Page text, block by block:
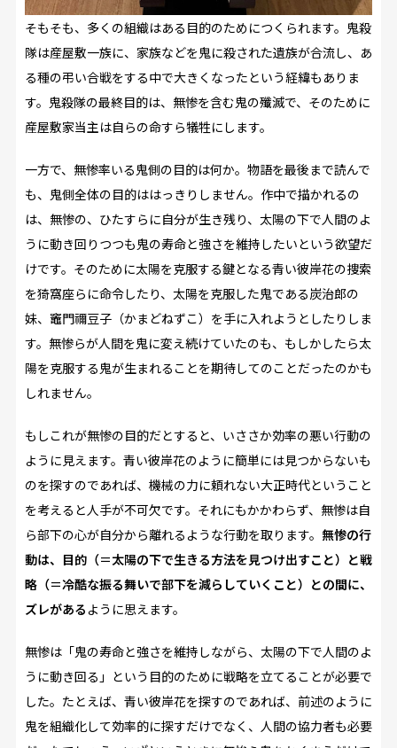
そもそも、多くの組織はある目的のためにつくられます。鬼殺
隊は産屋敷一族に、家族などを鬼に殺された遺族が合流し、あ
る種の弔い合戦をする中で大きくなったという経緯もありま
す。鬼殺隊の最終目的は、無惨を含む鬼の殲滅で、そのために
産屋敷家当主は自らの命すら犠牲にします。
一方で、無惨率いる鬼側の目的は何か。物語を最後まで読んで
も、鬼側全体の目的ははっきりしません。作中で描かれるの
は、無惨の、ひたすらに自分が生き残り、太陽の下で人間のよ
うに動き回りつつも鬼の寿命と強さを維持したいという欲望だ
けです。そのために太陽を克服する鍵となる青い彼岸花の捜索
を猗窩座らに命令したり、太陽を克服した鬼である炭治郎の
妹、竈門禰豆子（かまどねずこ）を手に入れようとしたりしま
す。無惨らが人間を鬼に変え続けていたのも、もしかしたら太
陽を克服する鬼が生まれることを期待してのことだったのかも
しれません。
もしこれが無惨の目的だとすると、いささか効率の悪い行動の
ように見えます。青い彼岸花のように簡単には見つからないも
のを探すのであれば、機械の力に頼れない大正時代ということ
を考えると人手が不可欠です。それにもかかわらず、無惨は自
ら部下の心が自分から離れるような行動を取ります。 無惨の行
動は、目的（＝太陽の下で生きる方法を見つけ出すこと）と戦
略（＝冷酷な振る舞いで部下を減らしていくこと）との間に、
ズレがある ように思えます。
無惨は「鬼の寿命と強さを維持しながら、太陽の下で人間のよ
うに動き回る」という目的のために戦略を立てることが必要で
した。たとえば、青い彼岸花を探すのであれば、前述のように
鬼を組織化して効率的に探すだけでなく、人間の協力者も必要